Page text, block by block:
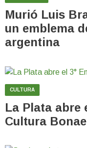
Murió Luis
un emblema
argentina
CULTURA
La Plata abre
Cultura